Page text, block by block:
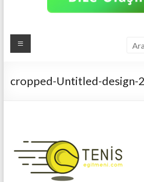
cropped-Untitled-design-